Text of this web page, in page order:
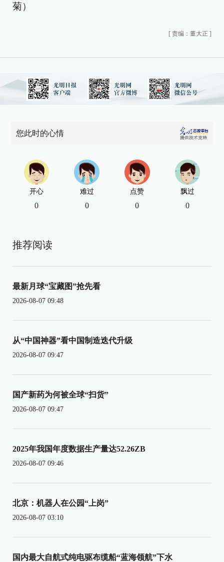
菊）
[ 责编：董大正 ]
您此时的心情
开心
0
难过
0
点赞
0
飘过
0
推荐阅读
最新月球“宝藏图”抢先看
2026-08-07 09:48
从“中国神器”看中国制造迭代升级
2026-08-07 09:47
国产新药为何被全球“扫货”
2026-08-07 09:47
2025年我国年度数据生产量达52.26ZB
2026-08-07 09:46
北京：机器人在公园“上岗”
2026-08-07 03:10
国内最大自航式纯电驱布缆船“蓝海领航”下水